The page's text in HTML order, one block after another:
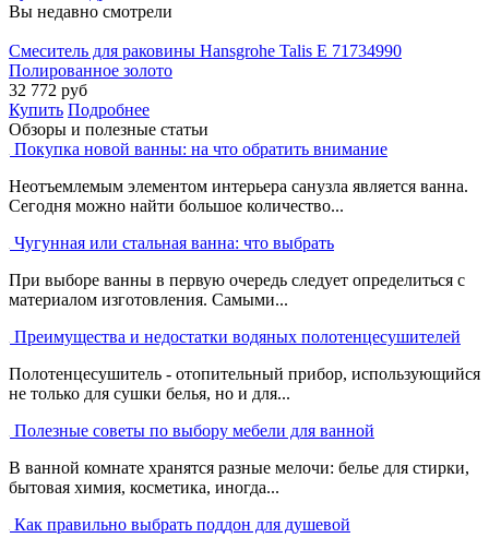
Вы недавно смотрели
Смеситель для раковины Hansgrohe Talis E 71734990
Полированное золото
32 772 руб
Купить Подробнее
Обзоры и полезные статьи
Покупка новой ванны: на что обратить внимание
Неотъемлемым элементом интерьера санузла является ванна.
Сегодня можно найти большое количество...
Чугунная или стальная ванна: что выбрать
При выборе ванны в первую очередь следует определиться с
материалом изготовления. Самыми...
Преимущества и недостатки водяных полотенцесушителей
Полотенцесушитель - отопительный прибор, использующийся
не только для сушки белья, но и для...
Полезные советы по выбору мебели для ванной
В ванной комнате хранятся разные мелочи: белье для стирки,
бытовая химия, косметика, иногда...
Как правильно выбрать поддон для душевой